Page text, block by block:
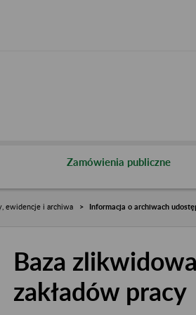
Zamówienia publiczne
ewidencje i archiwa Informacja o archiwach
Baza
zakładów pracy